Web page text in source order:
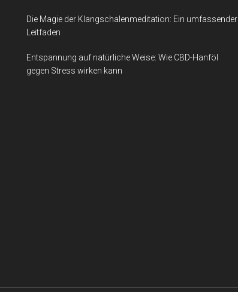
Die Magie der Klangschalenmeditation: Ein umfassender
Leitfaden
Entspannung auf natürliche Weise: Wie CBD-Hanföl
gegen Stress wirken kann